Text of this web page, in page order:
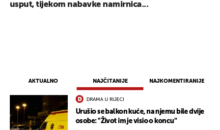
AKTUALNO NAJČITANIJE NAJKOMENTIRANIJE
DRAMA U RIJECI
Urušio se balkon kuće, na njemu bile dvije
osobe: "Život im je visio o koncu"
usput, tijekom nabavke namirnica...